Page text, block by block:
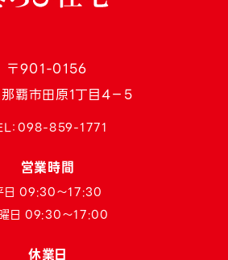
〒901-0156
覇市田原1丁目4−5
：098-859-1771
営業時間
日 09:30〜17:30
日 09:30〜17:00
休業日